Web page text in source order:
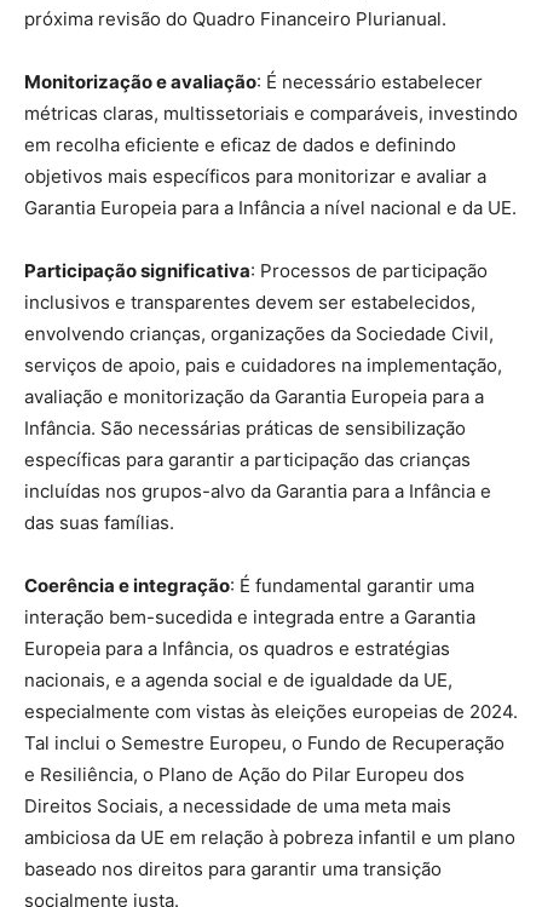
próxima revisão do Quadro Financeiro Plurianual.
Monitorização e avaliação: É necessário estabelecer
métricas claras, multissetoriais e comparáveis, investindo
em recolha eficiente e eficaz de dados e definindo
objetivos mais específicos para monitorizar e avaliar a
Garantia Europeia para a Infância a nível nacional e da UE.
Participação significativa: Processos de participação
inclusivos e transparentes devem ser estabelecidos,
envolvendo crianças, organizações da Sociedade Civil,
serviços de apoio, pais e cuidadores na implementação,
avaliação e monitorização da Garantia Europeia para a
Infância. São necessárias práticas de sensibilização
específicas para garantir a participação das crianças
incluídas nos grupos-alvo da Garantia para a Infância e
das suas famílias.
Coerência e integração: É fundamental garantir uma
interação bem-sucedida e integrada entre a Garantia
Europeia para a Infância, os quadros e estratégias
nacionais, e a agenda social e de igualdade da UE,
especialmente com vistas às eleições europeias de 2024.
Tal inclui o Semestre Europeu, o Fundo de Recuperação
e Resiliência, o Plano de Ação do Pilar Europeu dos
Direitos Sociais, a necessidade de uma meta mais
ambiciosa da UE em relação à pobreza infantil e um plano
baseado nos direitos para garantir uma transição
socialmente justa.